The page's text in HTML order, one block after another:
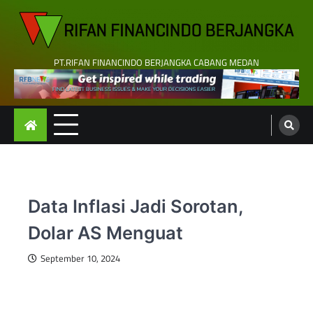
content
PT.RIFAN FINANCINDO BERJANGKA CABANG MEDAN
Data Inflasi Jadi Sorotan,
Dolar AS Menguat
September 10, 2024